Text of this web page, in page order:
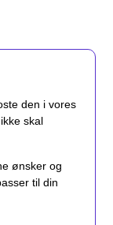
den i vores
skal
ønsker og
til din